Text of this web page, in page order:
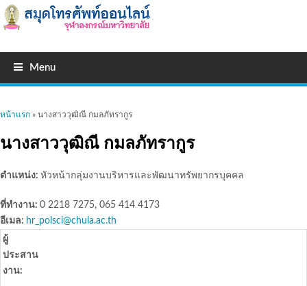
Menu
คุณอยู่ที่นี่
หน้าแรก » นางสาววุฒิณี กมลภัทรากูร
นางสาววุฒิณี กมลภัทรากูร
ตำแหน่ง: หัวหน้ากลุ่มงานบริหารและพัฒนาทรัพยากรบุคคล
ที่ทำงาน: 0 2218 7275, 065 414 4173
อีเมล: hr_polsci@chula.ac.th
ผู้
ประสาน
งาน: